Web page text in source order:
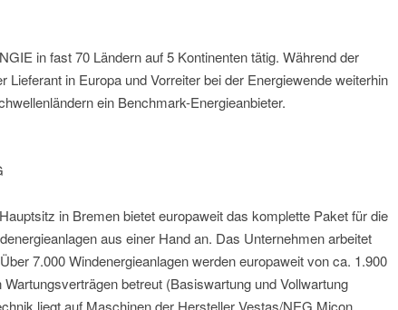
in fast 70 Ländern auf 5 Kontinenten tätig. Während der
Lieferant in Europa und Vorreiter bei der Energiewende weiterhin
ein Benchmark-Energieanbieter.
in Bremen bietet europaweit das komplette Paket für die
aus einer Hand an. Das Unternehmen arbeitet
7.000 Windenergieanlagen werden europaweit von ca. 1.900
betreut (Basiswartung und Vollwartung
liegt auf Maschinen der Hersteller Vestas/NEG Micon,